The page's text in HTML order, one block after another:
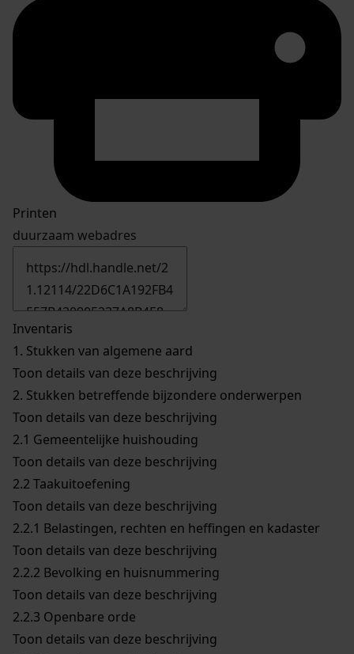
Printen
duurzaam webadres
Inventaris
1. Stukken van algemene aard
Toon details van deze beschrijving
2. Stukken betreffende bijzondere onderwerpen
Toon details van deze beschrijving
2.1 Gemeentelijke huishouding
Toon details van deze beschrijving
2.2 Taakuitoefening
Toon details van deze beschrijving
2.2.1 Belastingen, rechten en heffingen en kadaster
Toon details van deze beschrijving
2.2.2 Bevolking en huisnummering
Toon details van deze beschrijving
2.2.3 Openbare orde
Toon details van deze beschrijving